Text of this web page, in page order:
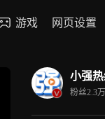
游戏 网页设置
小强
粉丝2.3万